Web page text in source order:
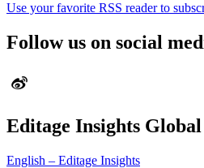
Use your favorite RSS reader to
Follow us on social
Editage Insights
English – Editage Insights